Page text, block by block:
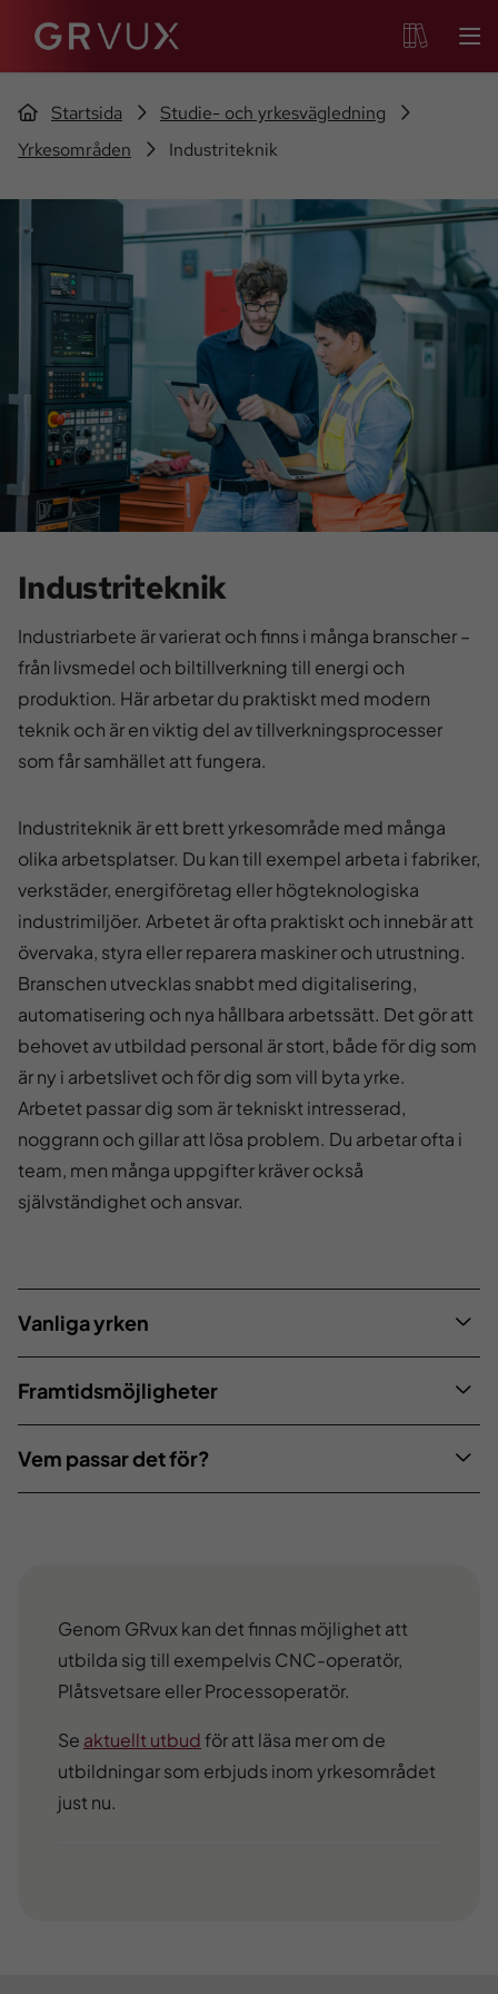
Startsida
Studie- och yrkesvägledning
Yrkesområden
Industriteknik
Industriteknik
Industriarbete är varierat och finns i många branscher –
från livsmedel och biltillverkning till energi och
produktion. Här arbetar du praktiskt med modern
teknik och är en viktig del av tillverkningsprocesser
som får samhället att fungera.
Industriteknik är ett brett yrkesområde med många
olika arbetsplatser. Du kan till exempel arbeta i fabriker,
verkstäder, energiföretag eller högteknologiska
industrimiljöer. Arbetet är ofta praktiskt och innebär att
övervaka, styra eller reparera maskiner och utrustning.
Branschen utvecklas snabbt med digitalisering,
automatisering och nya hållbara arbetssätt. Det gör att
behovet av utbildad personal är stort, både för dig som
är ny i arbetslivet och för dig som vill bytayrke.
Arbetet passar dig som är tekniskt intresserad,
noggrann och gillar att lösa problem. Du arbetar ofta i
team, men många uppgifter kräver också
självständighet och ansvar.
Vanliga yrken
Framtidsmöjligheter
Vem passar det för?
Genom GRvux kan det finnas möjlighet att
utbilda sig till exempelvis CNC-operatör,
Plåtsvetsare eller Processoperatör.
Se aktuellt utbudför att läsa mer om de
utbildningar som erbjuds inom yrkesområdet
just nu.